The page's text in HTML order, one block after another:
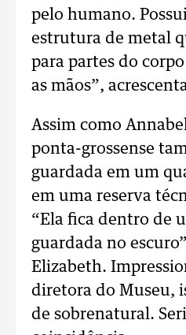
pelo humano.
estrutura de metal
para partes do
as mãos”,
Assim como
ponta-grossense
guardada em um
em uma reserva
“Ela fica dentro de
guardada no
Elizabeth.
diretora do Museu,
de sobrenatural.